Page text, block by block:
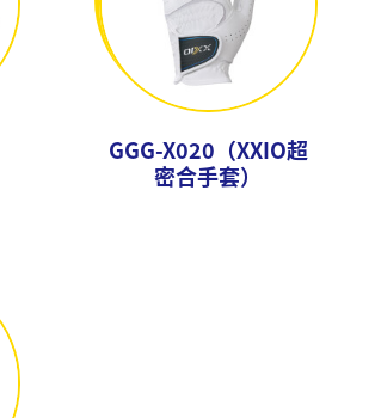
GGG-X020（XXIO超
密合手套）